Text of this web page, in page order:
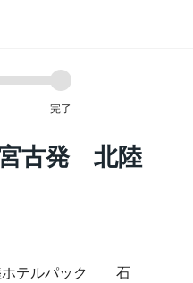
完了
古発 北陸
ホテルパック 石